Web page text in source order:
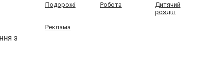
з
Подорожі Робота
Дитячий
розділ
Реклама